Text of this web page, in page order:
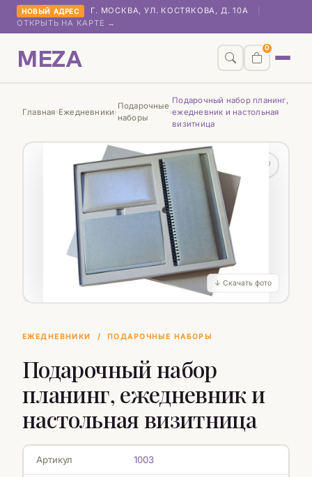
НОВЫЙ АДРЕС Г. МОСКВА, УЛ. КОСТЯКОВА, Д. 10А
ОТКРЫТЬ НА КАРТЕ →
MEZA 0
Главная›Ежедневники›
Подарочные
наборы
›
Подарочный набор планинг,
ежедневник и настольная
визитница
♡
↓ Скачать фото
ЕЖЕДНЕВНИКИ / ПОДАРОЧНЫЕ НАБОРЫ
Подарочный набор
планинг, ежедневник и
настольная визитница
Артикул 1003